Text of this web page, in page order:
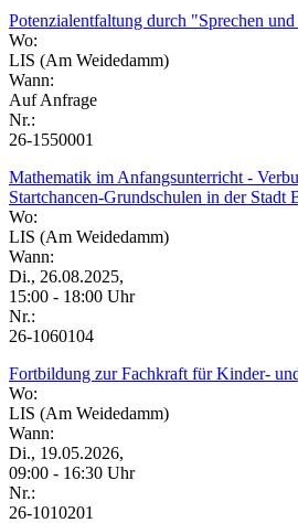
Potenzialentfaltung durch "Sprechen
Wo:
LIS (Am Weidedamm)
Wann:
Auf Anfrage
Nr.:
26-1550001
Mathematik im Anfangsunterricht -
Startchancen-Grundschulen in der Stadt
Wo:
LIS (Am Weidedamm)
Wann:
Di., 26.08.2025,
15:00 - 18:00 Uhr
Nr.:
26-1060104
Fortbildung zur Fachkraft für Kinder-
Wo:
LIS (Am Weidedamm)
Wann:
Di., 19.05.2026,
09:00 - 16:30 Uhr
Nr.:
26-1010201